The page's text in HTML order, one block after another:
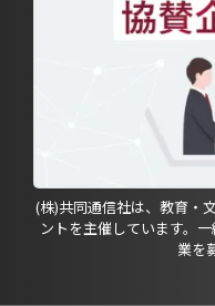
(株)共同通信社は、教育・
ントを主催しています。
業を